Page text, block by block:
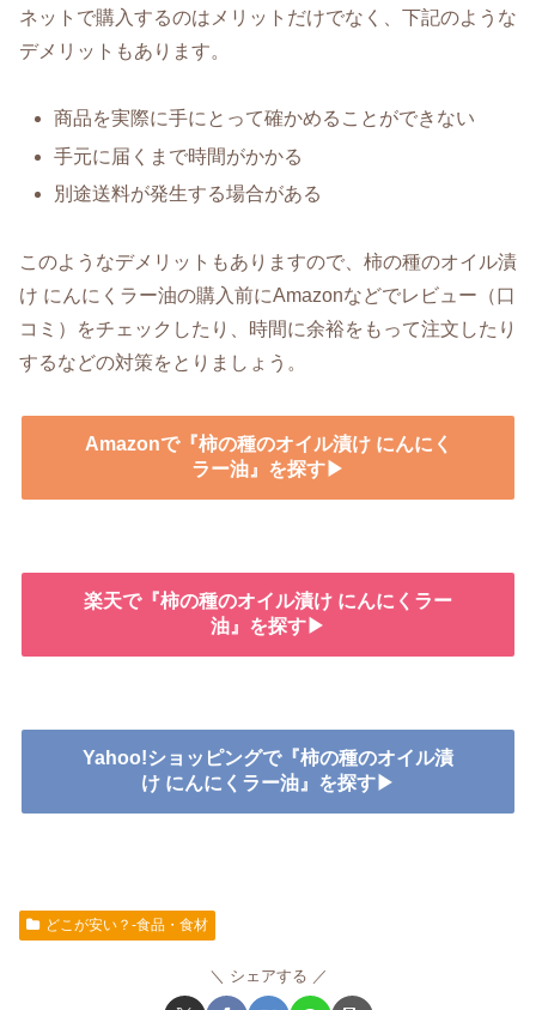
ネットで購入するのはメリットだけでなく、下記のような
デメリットもあります。
商品を実際に手にとって確かめることができない
手元に届くまで時間がかかる
別途送料が発生する場合がある
このようなデメリットもありますので、柿の種のオイル漬
け にんにくラー油の購入前にAmazonなどでレビュー（口
コミ）をチェックしたり、時間に余裕をもって注文したり
するなどの対策をとりましょう。
Amazonで『柿の種のオイル漬け にんにく
ラー油』を探す▶
楽天で『柿の種のオイル漬け にんにくラー
油』を探す▶
Yahoo!ショッピングで『柿の種のオイル漬
け にんにくラー油』を探す▶
どこが安い？-食品・食材
シェアする